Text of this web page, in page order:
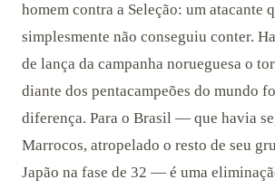
homem contra a Seleção: um atacante
simplesmente não conseguiu conter.
de lança da campanha norueguesa o
diante dos pentacampeões do mundo
diferença. Para o Brasil — que havia
Marrocos, atropelado o resto de seu
Japão na fase de 32 — é uma